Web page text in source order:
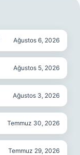
Ağustos 6, 2026
Ağustos 5, 2026
Ağustos 3, 2026
Temmuz 30, 2026
Temmuz 29, 2026